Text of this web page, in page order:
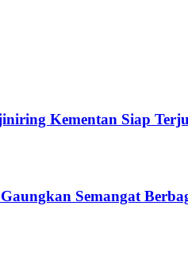
Kementan Siap
Semangat